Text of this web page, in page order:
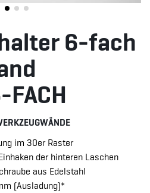
6-fach
FACH
im 30er Raster
der hinteren Laschen
aus Edelstahl
(Ausladung)*